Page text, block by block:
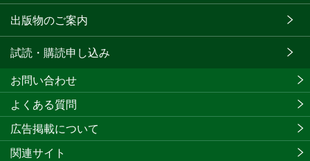
出版物のご案内
試読・購読申し込み
お問い合わせ
よくある質問
広告掲載について
関連サイト